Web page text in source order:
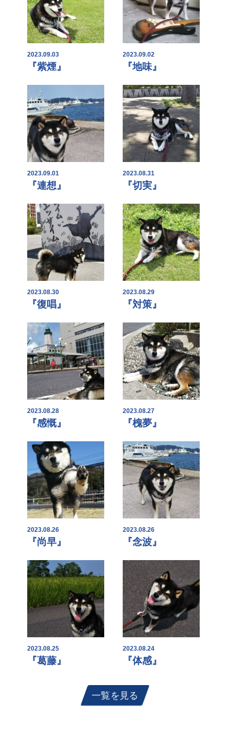
2023.09.03
『紫煙』
2023.09.02
『地味』
2023.09.01
『連想』
2023.08.31
『切実』
2023.08.30
『復唱』
2023.08.29
『対策』
2023.08.28
『感慨』
2023.08.27
『槐夢』
2023.08.26
『尚早』
2023.08.26
『念波』
2023.08.25
『葛藤』
2023.08.24
『体感』
一覧を見る